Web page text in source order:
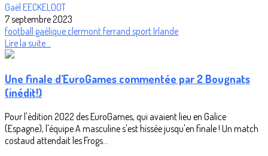
Gaël EECKELOOT
7 septembre 2023
football gaélique clermont ferrand sport Irlande
Lire la suite...
Une finale d'EuroGames commentée par 2 Bougnats
(inédit!)
Pour l'édition 2022 des EuroGames, qui avaient lieu en Galice
(Espagne), l'équipe A masculine s'est hissée jusqu'en finale ! Un match
costaud attendait les Frogs...